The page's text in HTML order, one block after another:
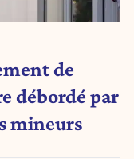
de
débordé par
mineurs